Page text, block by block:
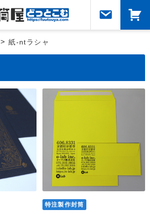
>紙-ntラシャ
特注製作封筒